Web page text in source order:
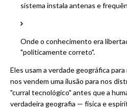
sistema instala antenas e
Onde o conhecimento era
"politicamente correto".
Eles usam a verdade geográfica
nos vendem uma ilusão para nos
"curral tecnológico" antes que a
verdadeira geografia — física e